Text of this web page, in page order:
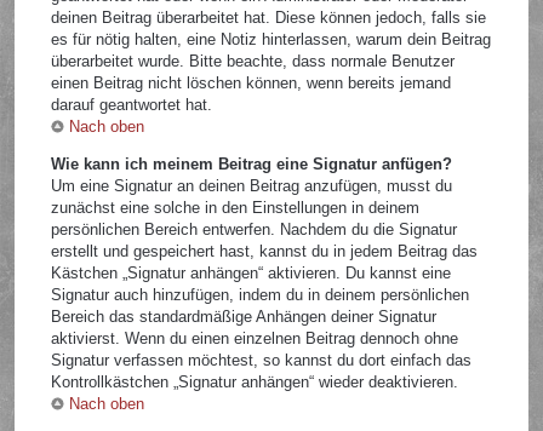
deinen Beitrag überarbeitet hat. Diese können jedoch, falls sie
es für nötig halten, eine Notiz hinterlassen, warum dein Beitrag
überarbeitet wurde. Bitte beachte, dass normale Benutzer
einen Beitrag nicht löschen können, wenn bereits jemand
darauf geantwortet hat.
Nach oben
Wie kann ich meinem Beitrag eine Signatur anfügen?
Um eine Signatur an deinen Beitrag anzufügen, musst du
zunächst eine solche in den Einstellungen in deinem
persönlichen Bereich entwerfen. Nachdem du die Signatur
erstellt und gespeichert hast, kannst du in jedem Beitrag das
Kästchen „Signatur anhängen“ aktivieren. Du kannst eine
Signatur auch hinzufügen, indem du in deinem persönlichen
Bereich das standardmäßige Anhängen deiner Signatur
aktivierst. Wenn du einen einzelnen Beitrag dennoch ohne
Signatur verfassen möchtest, so kannst du dort einfach das
Kontrollkästchen „Signatur anhängen“ wieder deaktivieren.
Nach oben